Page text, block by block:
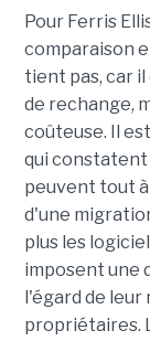
Pour Ferris
comparaison
tient pas, car
de rechange,
coûteuse. Il
qui constatent
peuvent tout
d'une
plus les
imposent une
l'égard de
propriétaires.